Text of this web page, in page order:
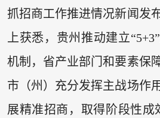
抓招商工作推进情况新闻发
上获悉，贵州推动建立
机制，省产业部门和要素保
市（州）充分发挥主战场作
展精准招商，取得阶段性成